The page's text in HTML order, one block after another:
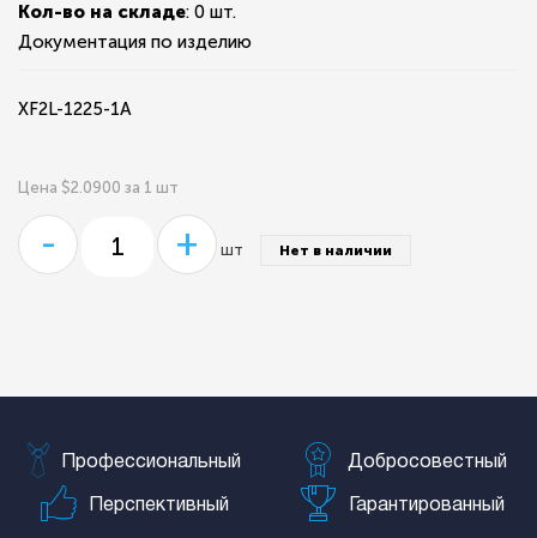
Кол-во на складе: 0 шт.
Документация по изделию
XF2L-1225-1A
Цена $2.0900 за 1 шт
- + шт Нет в наличии
Профессиональный Добросовестный
Перспективный Гарантированный